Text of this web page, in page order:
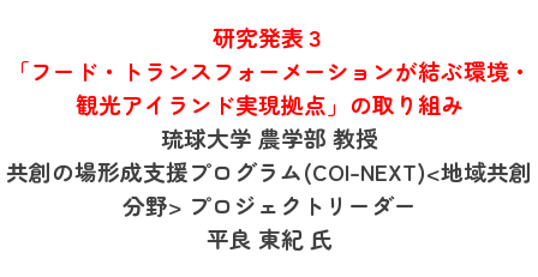
研究発表３
「フード・トランスフォーメーションが結ぶ環境・
観光アイランド実現拠点」の取り組み
琉球大学 農学部 教授
共創の場形成支援プログラム(COI-NEXT)<地域共創
分野> プロジェクトリーダー
平良 東紀 氏